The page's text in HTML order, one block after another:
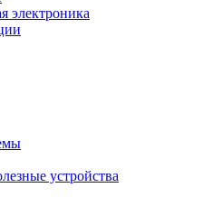
электроника
устройства